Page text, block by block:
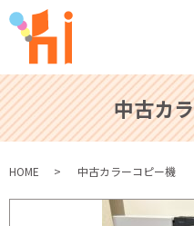
中古カ
HOME 中古カラーコピー機